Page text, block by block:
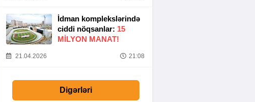
İdman komplekslərində
ciddi nöqsanlar: 15
MILYON MANAT!
21.04.2026 21:08
Digərləri